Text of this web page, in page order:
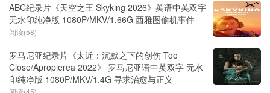
ABC纪录片《天空之王 Skyking 2026》英语中英双字
无水印纯净版 1080P/MKV/1.66G 西雅图偷机事件
阅读(58)
罗马尼亚纪录片《太近：沉默之下的创伤 Too
Close/Apropierea 2022》 罗马尼亚语中英双字 无水
印纯净版 1080P/MKV/1.4G 寻求治愈与正义